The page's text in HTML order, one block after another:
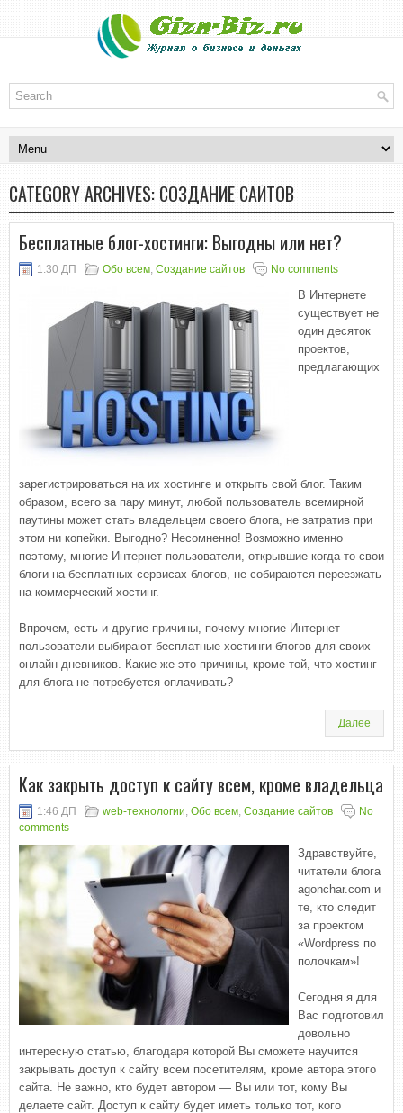
CATEGORY ARCHIVES: СОЗДАНИЕ САЙТОВ
Бесплатные блог-хостинги: Выгодны или нет?
1:30 ДП Обо всем, Создание сайтов No comments
В Интернете
существует не
один десяток
проектов,
предлагающих
зарегистрироваться на их хостинге и открыть свой блог. Таким
образом, всего за пару минут, любой пользователь всемирной
паутины может стать владельцем своего блога, не затратив при
этом ни копейки. Выгодно? Несомненно! Возможно именно
поэтому, многие Интернет пользователи, открывшие когда-то свои
блоги на бесплатных сервисах блогов, не собираются переезжать
на коммерческий хостинг.
Впрочем, есть и другие причины, почему многие Интернет
пользователи выбирают бесплатные хостинги блогов для своих
онлайн дневников. Какие же это причины, кроме той, что хостинг
для блога не потребуется оплачивать?
Далее
Как закрыть доступ к сайту всем, кроме владельца
1:46 ДП web-технологии, Обо всем, Создание сайтов
No
comments
Здравствуйте,
читатели блога
agonchar.com и
те, кто следит
за проектом
«Wordpress по
полочкам»!
Сегодня я для
Вас подготовил
довольно
интересную статью, благодаря которой Вы сможете научится
закрывать доступ к сайту всем посетителям, кроме автора этого
сайта. Не важно, кто будет автором — Вы или тот, кому Вы
делаете сайт. Доступ к сайту будет иметь только тот, кого